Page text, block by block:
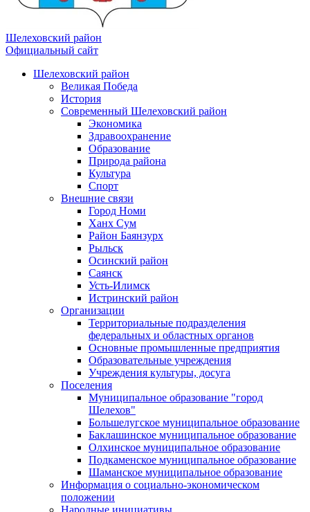
Шелеховский район
Официальный сайт
Шелеховский район
Великая Победа
История
Современный Шелеховский район
Экономика
Здравоохранение
Образование
Природа района
Культура
Спорт
Внешние связи
Город Номи
Ханх Сум
Район Баянзурх
Рыльск
Осинский район
Саянск
Усть-Илимск
Истринский район
Организации
Территориальные подразделения
федеральных и областных органов
Основные промышленные предприятия
Образовательные учреждения
Учреждения культуры, досуга
Поселения
Муниципальное образование "город
Шелехов"
Большелугское муниципальное образование
Баклашинское муниципальное образование
Олхинское муниципальное образование
Подкаменское муниципальное образование
Шаманское муниципальное образование
Информация о социально-экономическом
положении
Народные инициативы